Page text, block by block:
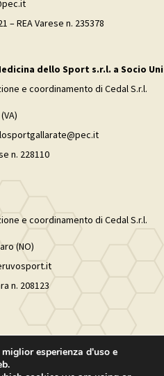
– REA Varese n. 235378
dello Sport s.r.l. a Socio
e coordinamento di Cedal S.r.l.
n. 228110
e coordinamento di Cedal S.r.l.
(NO)
n. 208123
esperienza d'uso e